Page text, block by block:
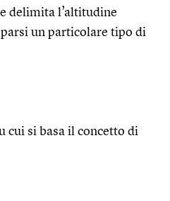
delimita l’altitudine
un particolare tipo di
cui si basa il concetto di